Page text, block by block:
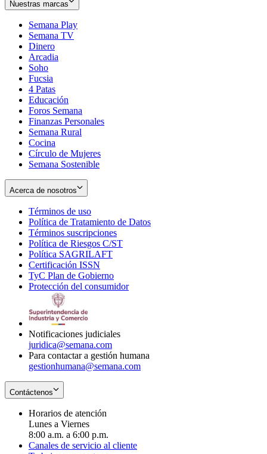
Nuestras marcas
Semana Play
Semana TV
Dinero
Arcadia
Soho
in
new
window
Fucsia
in
new
window
4 Patas
Educación
Foros Semana
Finanzas Personales
Semana Rural
Cocina
Círculo de Mujeres
Semana Sostenible
Acerca de nosotros
Términos de uso
in
new
window
Política de Tratamiento de Datos
Términos suscripciones
in
Política de Riesgos C/ST
Política SAGRILAFT
new
window
Certificación ISSN
in
new
TyC Plan de Gobierno
in
Protección del consumidorOpens
Notificaciones judiciales
juridica@semana.com
Para contactar a gestión humana
gestionhumana@semana.com
Contáctenos
Horarios de atención
Lunes a Viernes
8:00 a.m. a 6:00 p.m.
Canales de servicio al cliente